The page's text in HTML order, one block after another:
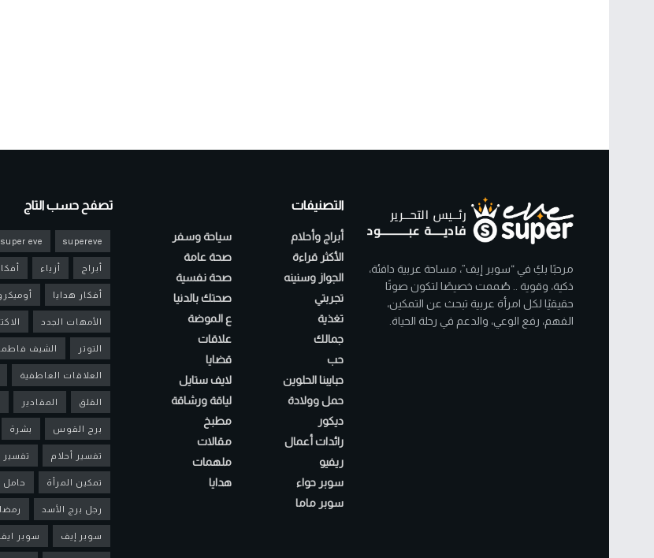
مرحبًا بكِ في “سوبر إيف”، مساحة عربية دافئة،
ذكية، وقوية .. صُممت خصيصًا لتكون صوتًا
حقيقيًا لكل امرأة عربية تبحث عن التمكين،
الفهم، رفع الوعي، والدعم في رحلة الحياة.
التصنيفات
أبراج وأحلام
الأكثر قراءة
الجواز وسنينه
تجربتي
تغذية
جمالك
حب
حبايبنا الحلوين
حمل وولادة
ديكور
رائدات أعمال
ريفيو
سوبر حواء
سوبر ماما
سياحة وسفر
صحة عامة
صحة نفسية
صحتك بالدنيا
ع الموضة
علاقات
قضايا
لايف ستايل
لياقة ورشاقة
مطبخ
مقالات
ملهمات
هدايا
تصفح حسب التاج
supereve
super eve
أبراج أزياء
أفكار هدايا
الأمهات الجدد
التوتر الشيف
العلاقات العاطفية
القلق المقادير
برج القوس بشرة
تفسير أحلام تفسير
تمكين المرأة حامل
رجل برج الأسد
سوبر إيف سوبر